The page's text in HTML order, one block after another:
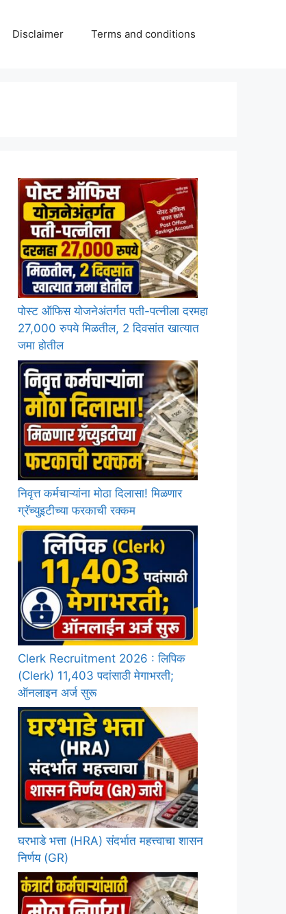
Disclaimer Terms and conditions
पोस्ट ऑफिस योजनेअंतर्गत पती-पत्नीला दरमहा
27,000 रुपये मिळतील, 2 दिवसांत खात्यात
जमा होतील
निवृत्त कर्मचाऱ्यांना मोठा दिलासा! मिळणार
ग्रॅच्युइटीच्या फरकाची रक्कम
Clerk Recruitment 2026 : लिपिक
(Clerk) 11,403 पदांसाठी मेगाभरती;
ऑनलाइन अर्ज सुरू
घरभाडे भत्ता (HRA) संदर्भात महत्त्वाचा शासन
निर्णय (GR)